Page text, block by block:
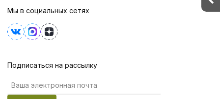
Мы в социальных сетях
Подписаться на рассылку